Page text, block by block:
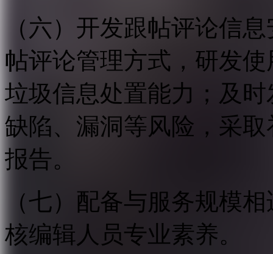
（六）开发跟帖评论信
帖评论管理方式，研发
垃圾信息处置能力；及
缺陷、漏洞等风险，采
报告。
（七）配备与服务规模
核编辑人员专业素养。